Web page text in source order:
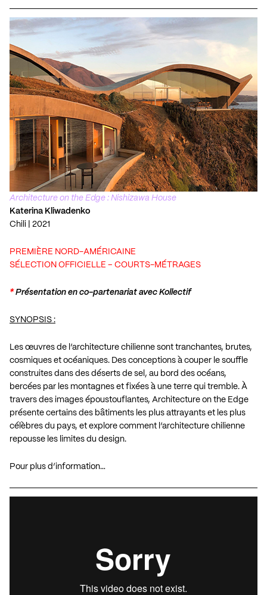
Architecture on the Edge : Nishizawa House
Katerina Kliwadenko
Chili | 2021
PREMIÈRE NORD-AMÉRICAINE
SÉLECTION OFFICIELLE – COURTS-MÉTRAGES
*Présentation en co-partenariat avec Kollectif
SYNOPSIS :
Les œuvres de l’architecture chilienne sont tranchantes, brutes,
cosmiques et océaniques. Des conceptions à couper le souffle
construites dans des déserts de sel, au bord des océans,
bercées par les montagnes et fixées à une terre qui tremble. À
travers des images époustouflantes, Architecture on the Edge
présente certains des bâtiments les plus attrayants et les plus
célèbres du pays, et explore comment l’architecture chilienne
repousse les limites du design.
Pour plus d’information…